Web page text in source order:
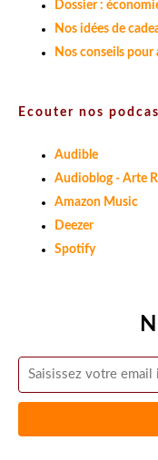
Dossier :
Nos idées de
Nos conseils pour
Ecouter nos
Audible
Audioblog - Arte
Amazon Music
Deezer
Spotify